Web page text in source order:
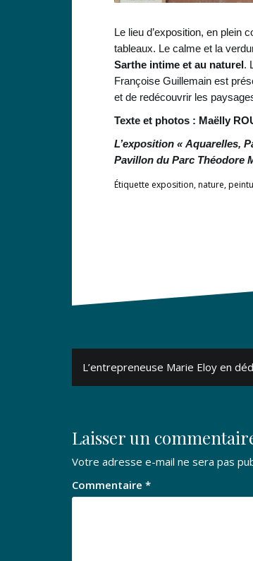
Le lieu d’exposition, en plein
tableaux. Le calme et la
Sarthe intime et au naturel.
Françoise Guillemain est
et de redécouvrir les
Texte et photos : Maëlly
L’exposition « Aquarelles,
Pavillon du Parc Théodore
Étiquette exposition,nature,
Navigation
de
L’entrepreneuse Marie Eloy en
Laisser un
Votre adresse e-mail ne sera pas
Commentaire *